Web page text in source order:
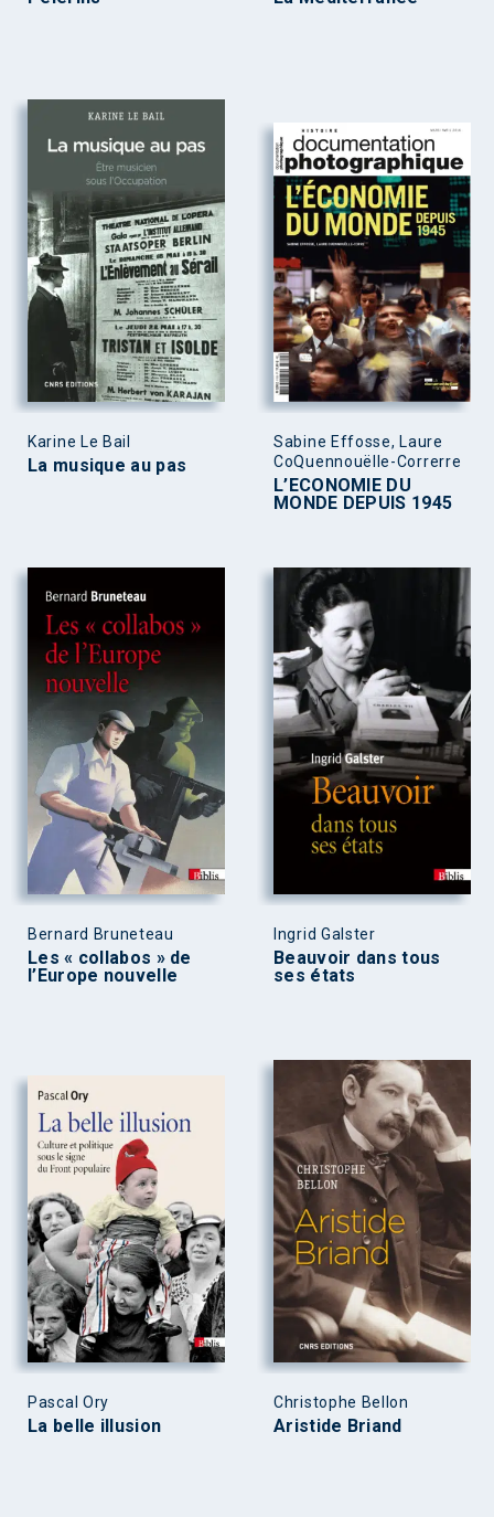
Karine Le Bail
La musique au pas
Sabine Effosse, Laure
CoQuennouëlle-Correrre
L’ECONOMIE DU
MONDE DEPUIS 1945
Bernard Bruneteau
Les « collabos » de
l’Europe nouvelle
Ingrid Galster
Beauvoir dans tous
ses états
Pascal Ory
La belle illusion
Christophe Bellon
Aristide Briand